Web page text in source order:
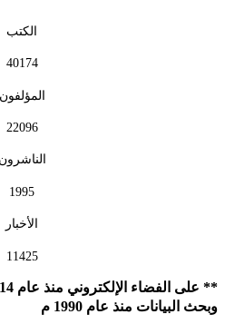
الكتب
40174
المؤلفون
22096
الناشرون
1995
الأخبار
11425
البيانات منذ عام 1990 م